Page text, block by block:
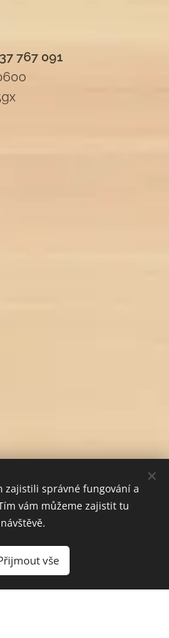
košíku
767 091
zajistili správné fungování a
vám můžeme zajistit tu
vše